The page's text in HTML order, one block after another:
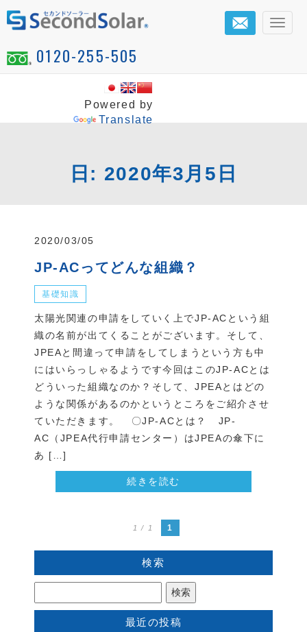
Powered by
Translate
メ
0120-255-505
日: 2020年3月5日
2020/03/05
JP-ACってどんな組織？
基礎知識
太陽光関連の申請をしていく上でJP-ACという組
織の名前が出てくることがございます。そして、
JPEAと間違って申請をしてしまうという方も中
にはいらっしゃるようです今回はこのJP-ACとは
どういった組織なのか？そして、JPEAとはどの
ような関係があるのかというところをご紹介させ
ていただきます。 〇JP-ACとは？ JP-
AC（JPEA代行申請センター）はJPEAの傘下に
あ […]
続きを読む
1 / 1 1
検索
最近の投稿